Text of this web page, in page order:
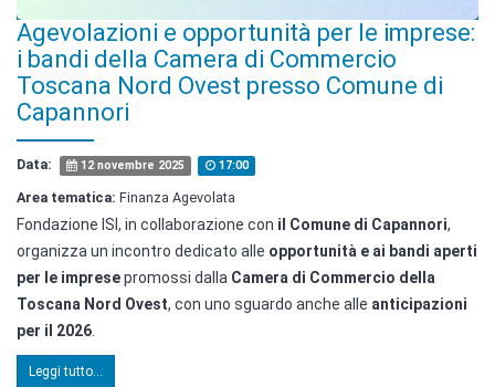
Agevolazioni e opportunità per le imprese:
i bandi della Camera di Commercio
Toscana Nord Ovest presso Comune di
Capannori
Data: 12 novembre 2025 17:00
Area tematica: Finanza Agevolata
Fondazione ISI, in collaborazione con il Comune di Capannori,
organizza un incontro dedicato alle opportunità e ai bandi aperti
per le impresepromossi dalla Camera di Commercio della
Toscana Nord Ovest, con uno sguardo anche alle anticipazioni
per il 2026.
Leggi tutto...